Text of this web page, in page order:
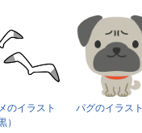
のイラスト
）
パグのイラスト